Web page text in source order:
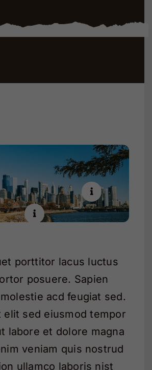
porttitor lacus luctus
posuere. Sapien
acd feugiat sed.
elit sed eiusmod tempor
labore et dolore magna
veniam quis nostrud
ullamco laboris nist